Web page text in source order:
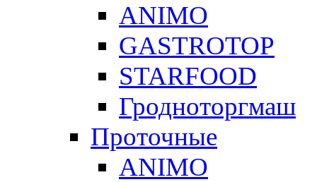
ANIMO
GASTROTOP
STARFOOD
Гродноторгмаш
Проточные
ANIMO